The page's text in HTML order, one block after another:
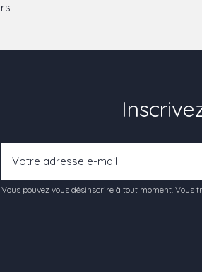
Vous pouvez vous désinscrire à tout moment.